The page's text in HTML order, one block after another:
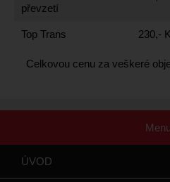
převzetí
Top Trans 230,-
Celkovou cenu za veškeré
Menu
ÚVOD